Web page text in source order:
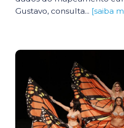
Gustavo, consulta... [saiba